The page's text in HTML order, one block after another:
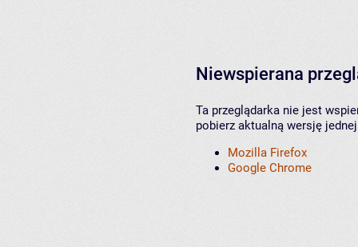
Niewspierana
Ta przeglądarka nie jest
pobierz aktualną wersję
Mozilla Firefox
Google Chrome